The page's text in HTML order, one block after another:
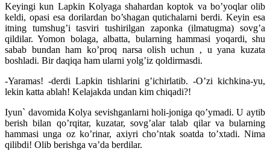
Keyingi kun Lapkin Kolyaga shahardan koptok va bo’yoqlar olib
keldi, opasi esa dorilardan bo’shagan qutichalarni berdi. Keyin esa
itning tumshug’i tasviri tushirilgan zaponka (ilmatugma) sovg’a
qildilar. Yomon bolaga, albatta, bularning hammasi yoqardi, shu
sabab bundan ham ko’proq narsa olish uchun , u yana kuzata
boshladi. Bir daqiqa ham ularni yolg’iz qoldirmasdi.
-Yaramas! -derdi Lapkin tishlarini g’ichirlatib. -O’zi kichkina-yu,
lekin katta ablah! Kelajakda undan kim chiqadi?!
Iyun` davomida Kolya sevishganlarni holi-joniga qo’ymadi. U aytib
berish bilan qo’rqitar, kuzatar, sovg’alar talab qilar va bularning
hammasi unga oz ko’rinar, axiyri cho’ntak soatda to’xtadi. Nima
qilibdi! Olib berishga va’da berdilar.